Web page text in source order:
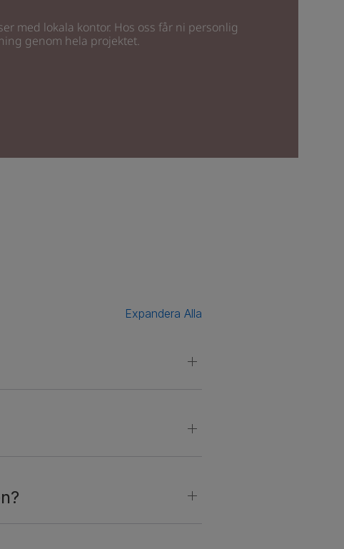
med lokala kontor. Hos oss får ni personlig
genom hela projektet.
Expandera Alla